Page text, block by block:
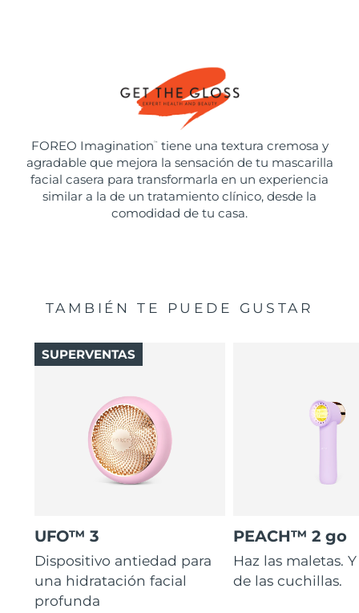
FOREO Imagination ™
tiene una textura cremosa y
agradable que mejora la sensación de tu mascarilla
facial casera para transformarla en un experiencia
similar a la de un tratamiento clínico, desde la
comodidad de tu casa.
TAMBIÉN TE PUEDE GUSTAR
UFO™ 3
Dispositivo antiedad para
una hidratación facial
profunda
SUPERVENTAS
PEACH™ 2 go
Haz las maletas.
de las cuchillas.